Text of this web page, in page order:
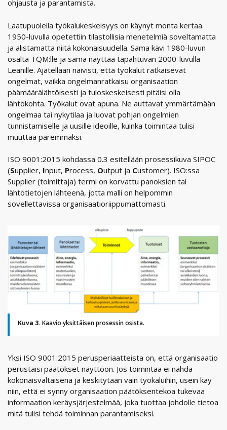
ohjausta ja parantamista.
Laatupuolella työkalukeskeisyys on käynyt monta kertaa.
1950-luvulla opetettiin tilastollisia menetelmiä soveltamatta
ja alistamatta niitä kokonaisuudella. Sama kävi 1980-luvun
osalta TQM:lle ja sama näyttää tapahtuvan 2000-luvulla
Leanille. Ajatellaan naivisti, että työkalut ratkaisevat
ongelmat, vaikka ongelmanratkaisu organisaation
päämäärälähtöisesti ja tuloskeskeisesti pitäisi olla
lähtökohta. Työkalut ovat apuna. Ne auttavat ymmärtämään
ongelmaa tai nykytilaa ja luovat pohjan ongelmien
tunnistamiselle ja uusille ideoille, kuinka toimintaa tulisi
muuttaa paremmaksi.
ISO 9001:2015 kohdassa 0.3 esitellään prosessikuva SIPOC
(Supplier, Input, Process, Output ja Customer). ISO:ssa
Supplier (toimittaja) termi on korvattu panoksien tai
lähtötietojen lähteenä, jotta malli on helpommin
sovellettavissa organisaatioriippumattomasti.
Kuva 3. Kaavio yksittäisen prosessin osista.
Yksi ISO 9001:2015 perusperiaatteista on, että organisaatio
perustaisi päätökset näyttöön. Jos toimintaa ei nähdä
kokonaisvaltaisena ja keskitytään vain työkaluihin, usein käy
niin, että ei synny organisaation päätöksentekoa tukevaa
informaation keräysjärjestelmää, joka tuottaa johdolle tietoa
mitä tulisi tehdä toiminnan parantamiseksi.